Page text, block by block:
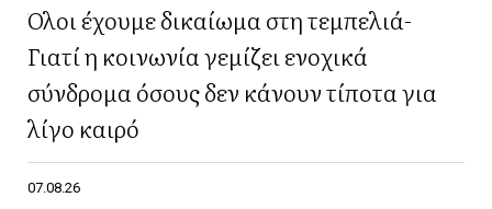
Όλοι έχουμε δικαίωμα στη τεμπελιά-
Γιατί η κοινωνία γεμίζει ενοχικά
σύνδρομα όσους δεν κάνουν τίποτα για
λίγο καιρό
07.08.26